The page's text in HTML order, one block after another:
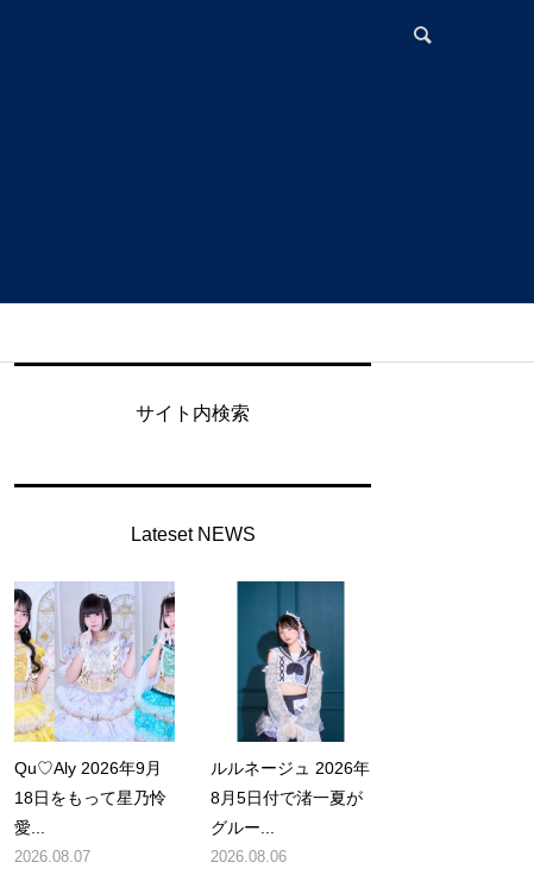
サイト内検索
Lateset NEWS
Qu♡Aly 2026年9月
18日をもって星乃怜
愛...
2026.08.07
ルルネージュ 2026年
8月5日付で渚一夏が
グルー...
2026.08.06